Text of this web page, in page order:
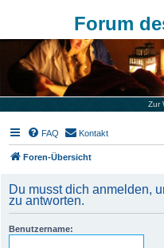
Forum
Zur
FAQ Kontakt
Foren-Übersicht
Du musst dich anmelden,
zu antworten.
Benutzername: